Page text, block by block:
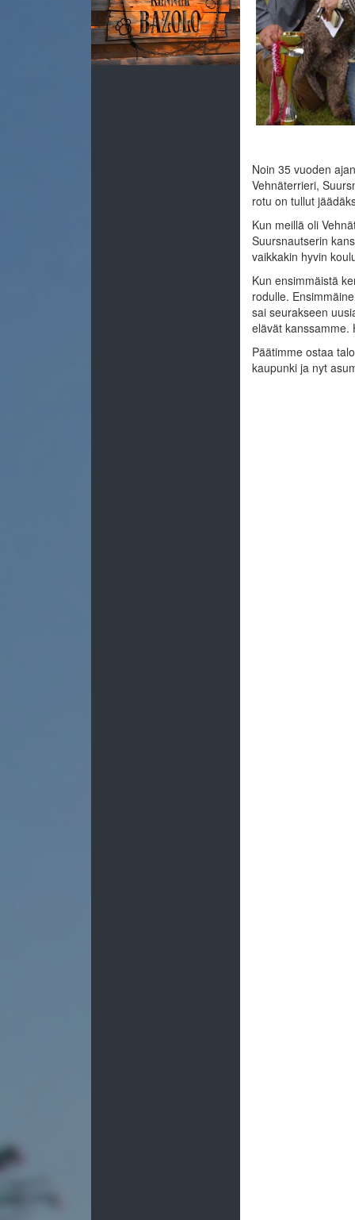
Noin 35 vuoden
Vehnäterrieri,
rotu on tullut
Kun meillä oli
Suursnautserin
vaikkakin hyvin
Kun ensimmäistä
rodulle.
sai seurakseen
elävät kanssamme.
Päätimme ostaa
kaupunki ja nyt